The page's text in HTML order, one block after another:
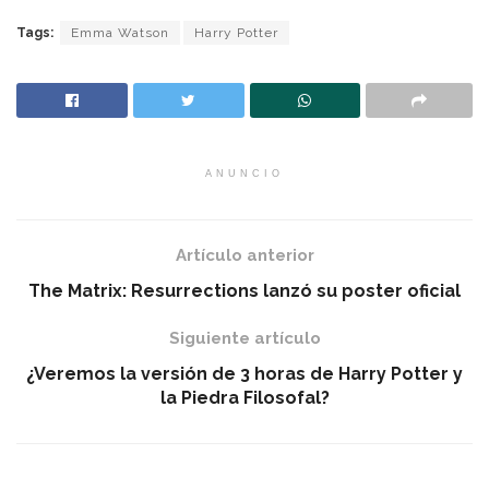
Tags: Emma Watson Harry Potter
ANUNCIO
Artículo anterior
The Matrix: Resurrections lanzó su poster oficial
Siguiente artículo
¿Veremos la versión de 3 horas de Harry Potter y
la Piedra Filosofal?